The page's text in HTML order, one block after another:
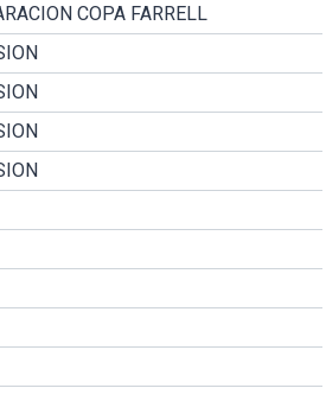
COPA FARRELL